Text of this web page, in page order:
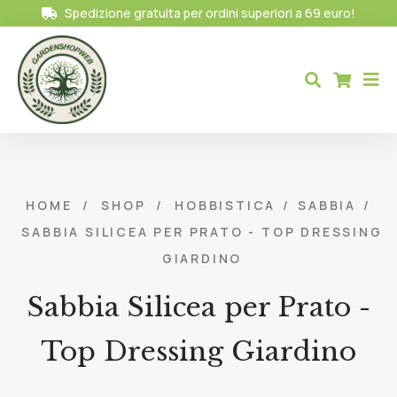
Spedizione gratuita per ordini superiori a 69 euro!
HOME / SHOP / HOBBISTICA / SABBIA
/
SABBIA SILICEA PER PRATO - TOP DRESSING
GIARDINO
Sabbia Silicea per Prato -
Top Dressing Giardino